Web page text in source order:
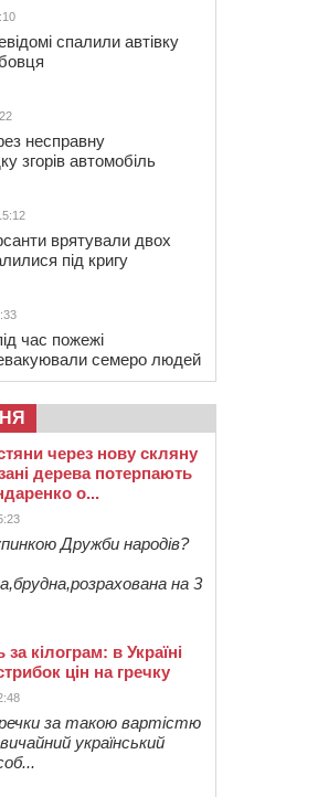
спалили автівку
несправну
згорів автомобіль
врятували двох
під кригу
час пожежі
семеро людей
через нову скляну
дерева потерпають
о...
Дружби народів?
на 3
за кілограм: в Україні
цін на гречку
за такою вартістю
український